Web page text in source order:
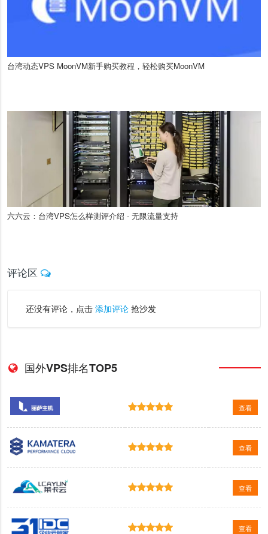
台湾动态VPS MoonVM新手购买教程，轻松购买MoonVM
六六云：台湾VPS怎么样测评介绍 - 无限流量支持
评论区
还没有评论，点击 添加评论抢沙发
国外VPS排名TOP5
查看
查看
查看
查看